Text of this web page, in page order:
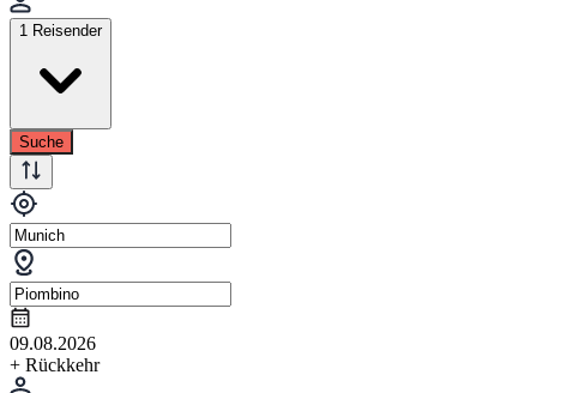
1 Reisender
Suche
09.08.2026
+ Rückkehr